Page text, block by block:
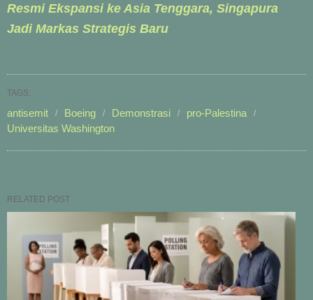
Resmi Ekspansi ke Asia Tenggara, Singapura
Jadi Markas Strategis Baru
TAGS:
antisemit Boeing Demonstrasi
pro-Palestina
Universitas Washington
RELATED POST